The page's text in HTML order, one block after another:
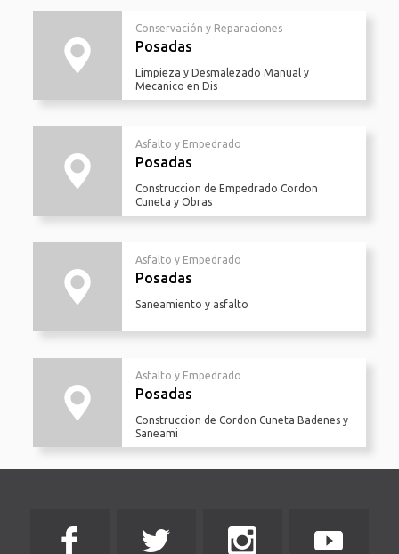
Conservación y Reparaciones
Posadas
Limpieza y Desmalezado Manual y
Mecanico en Dis
Asfalto y Empedrado
Posadas
Construccion de Empedrado Cordon
Cuneta y Obras
Asfalto y Empedrado
Posadas
Saneamiento y asfalto
Asfalto y Empedrado
Posadas
Construccion de Cordon Cuneta Badenes y
Saneami